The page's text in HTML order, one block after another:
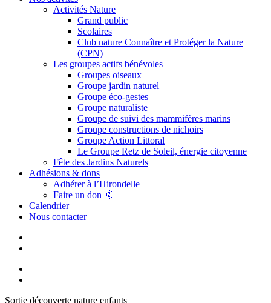
Activités Nature
Grand public
Scolaires
Club nature Connaître et Protéger la Nature
(CPN)
Les groupes actifs bénévoles
Groupes oiseaux
Groupe jardin naturel
Groupe éco-gestes
Groupe naturaliste
Groupe de suivi des mammifères marins
Groupe constructions de nichoirs
Groupe Action Littoral
Le Groupe Retz de Soleil, énergie citoyenne
Fête des Jardins Naturels
Adhésions & dons
Adhérer à l’Hirondelle
Faire un don 🌞
Calendrier
Nous contacter
Sortie découverte nature enfants